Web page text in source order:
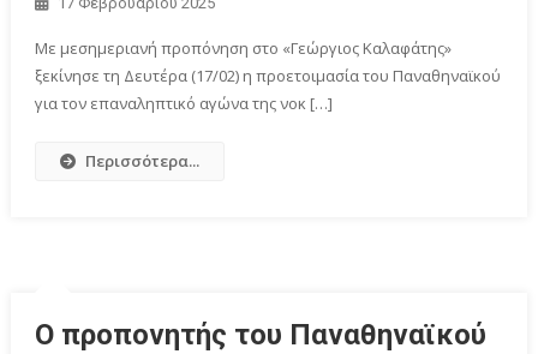
Με μεσημεριανή προπόνηση στο «Γεώργιος Καλαφάτης»
ξεκίνησε τη Δευτέρα (17/02) η προετοιμασία του Παναθηναϊκού
για τον επαναληπτικό αγώνα της νοκ […]
Περισσότερα...
Ο προπονητής του Παναθηναϊκού